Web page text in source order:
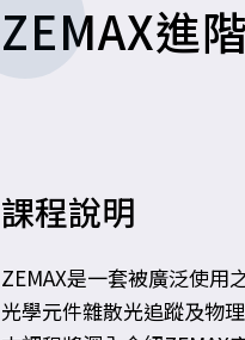
ZEMAX進
課程說明
ZEMAX是一套被廣泛使用
光學元件雜散光追蹤及物